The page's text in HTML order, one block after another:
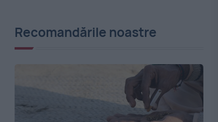
Recomandările noastre